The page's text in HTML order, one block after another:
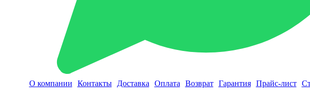
О компании Контакты Доставка Оплата Возврат Гарантия Прайс-лист